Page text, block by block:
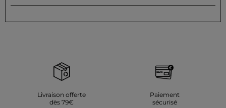
Livraison offerte
dès 79€
Paiement
sécurisé